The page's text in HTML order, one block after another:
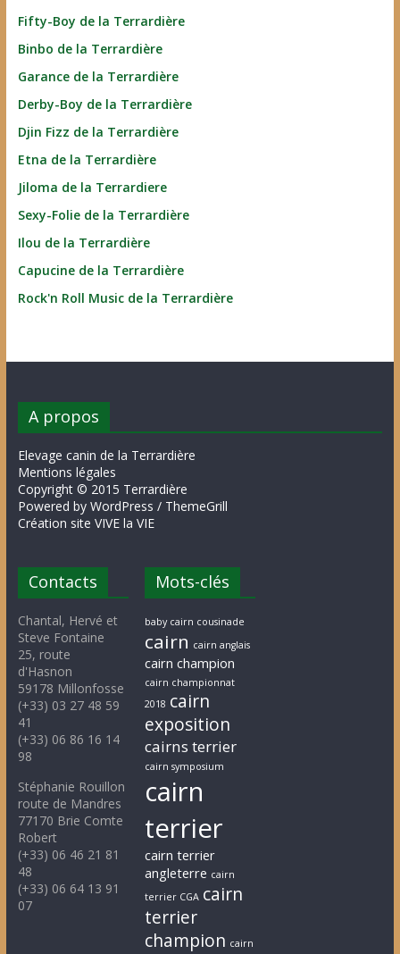
Fifty-Boy de la Terrardière
Binbo de la Terrardière
Garance de la Terrardière
Derby-Boy de la Terrardière
Djin Fizz de la Terrardière
Etna de la Terrardière
Jiloma de la Terrardiere
Sexy-Folie de la Terrardière
Ilou de la Terrardière
Capucine de la Terrardière
Rock'n Roll Music de la Terrardière
A propos
Elevage canin de la Terrardière
Mentions légales
Copyright © 2015 Terrardière
Powered by WordPress / ThemeGrill
Création site VIVE la VIE
Contacts
Chantal, Hervé et
Steve Fontaine
25, route
d'Hasnon
59178 Millonfosse
(+33) 03 27 48 59
41
(+33) 06 86 16 14
98
Stéphanie Rouillon
route de Mandres
77170 Brie Comte
Robert
(+33) 06 46 21 81
48
(+33) 06 64 13 91
07
Mots-clés
baby cairn cousinade
cairn cairn anglais
cairn champion
cairn championnat
2018 cairn
exposition
cairns terrier
cairn symposium
cairn
terrier
cairn terrier
angleterre cairn
terrier CGA cairn
terrier
champion cairn